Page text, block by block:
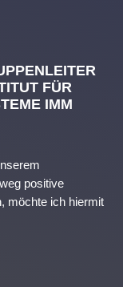
FÜR
IMM
positive
möchte ich hiermit